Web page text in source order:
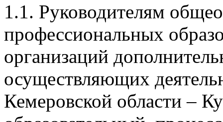
1.1. Руководителям
профессиональных
организаций
осуществляющих
Кемеровской области –